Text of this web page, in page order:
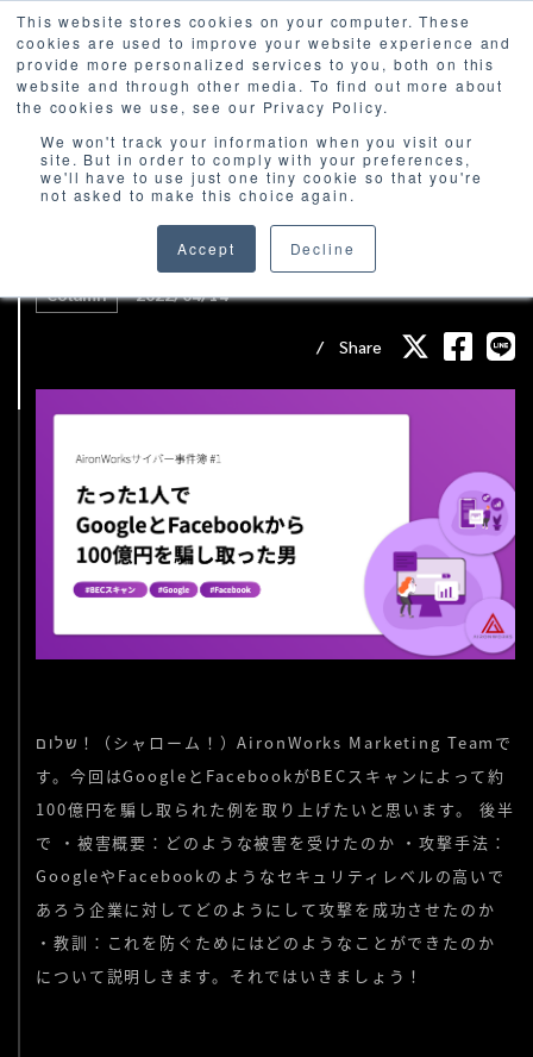
This website stores cookies on your computer. These
cookies are used to improve your website experience and
provide more personalized services to you, both on this
website and through other media. To find out more about
the cookies we use, see our Privacy Policy.
We won't track your information when you visit our
site. But in order to comply with your preferences,
we'll have to use just one tiny cookie so that you're
not asked to make this choice again.
Accept Decline
たった1人でGoogleとFacebookから100億
円を騙し取った男
Column 2022/04/14
Share
שלום！（シャローム！）AironWorks Marketing Teamで
す。今回はGoogleとFacebookがBECスキャンによって約
100億円を騙し取られた例を取り上げたいと思います。 後半
で ・被害概要：どのような被害を受けたのか ・攻撃手法：
GoogleやFacebookのようなセキュリティレベルの高いで
あろう企業に対してどのようにして攻撃を成功させたのか
・教訓：これを防ぐためにはどのようなことができたのか
について説明しきます。それではいきましょう！